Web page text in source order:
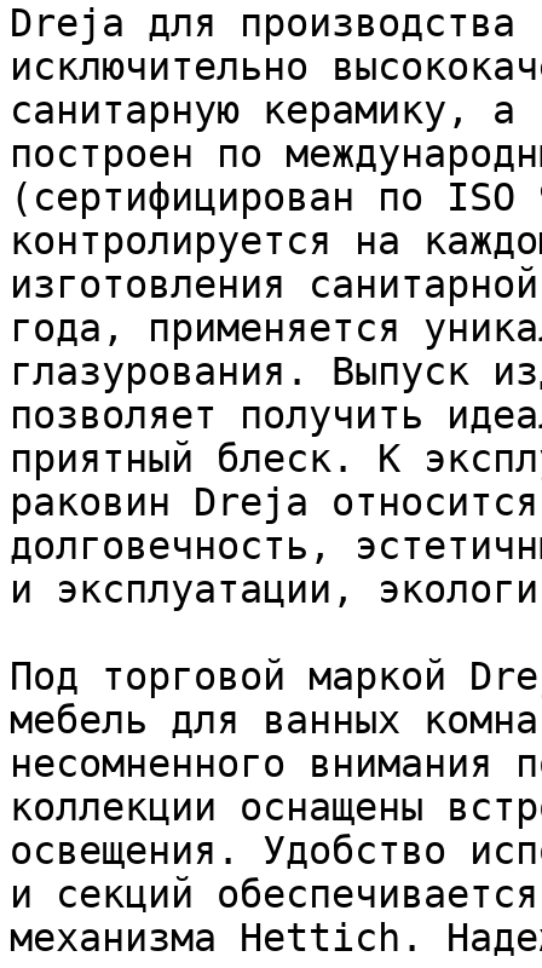
Dreja для производства
исключительно
санитарную керамику, а
построен по
(сертифицирован по
контролируется на
изготовления
года, применяется
глазурования. Выпуск
позволяет получить
приятный блеск. К
раковин Dreja
долговечность,
и эксплуатации,
Под торговой маркой
мебель для ванных
несомненного внимания
коллекции оснащены
освещения. Удобство
и секций
механизма Hettich.